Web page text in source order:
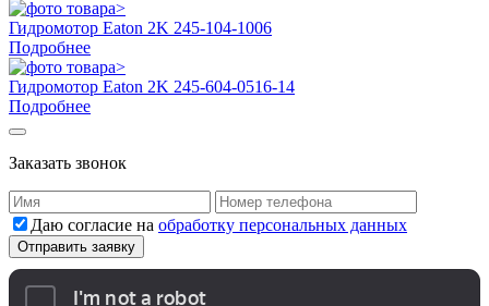
Гидромотор Eaton 2K 245-104-1006
Подробнее
Гидромотор Eaton 2K 245-604-0516-14
Подробнее
Заказать звонок
Даю согласие на обработку персональных данных